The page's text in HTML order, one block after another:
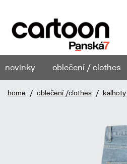
novinky oblečení / clothes
home / oblečení /clothes /